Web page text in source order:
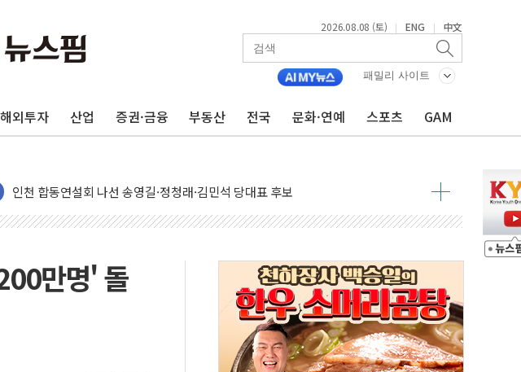
2026.08.08 (토) | ENG | 中文
패밀리 사이트
해외투자 산업 증권·금융 부동산 전국 문화·연예 스포츠 GAM
울진·영덕 '호우특보'-포항 '산사태 주의보'...경북도, 호우 피해·통제구간 없어
[종합] 김민석, 정청래에 '0.86%p' 차 재역전 성공...金 45.42% vs 鄭 44.56%
김민석, 2주차 제주·인천 경선서 정청래에 승리...47.75% vs 42.08%
인사하는 김민석 당대표 후보
[속보] 민주, 인천 경선 결과 발표...김민석 45.09% 정청래 43.27% 송영길 11.63%
[속보] 민주, 제주 경선 결과 발표...김민석 52.64% 정청래 39.89% 송영길 7.47%
美, 이란전 출구전략 만지작…공습 한계·탄약 부족 현실화
강릉·동해·삼척 시간당 최대 50㎜ 폭우…강원 동해안 강한 비 이어져
만명' 돌